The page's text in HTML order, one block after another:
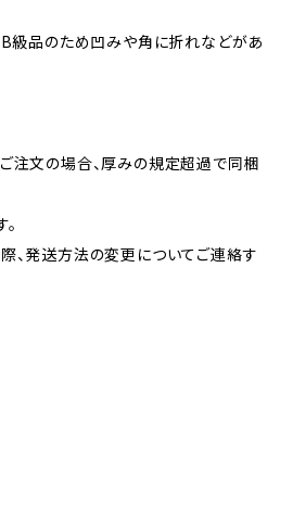
B級品のため凹みや角に折れなどがあ
注文の場合、厚みの規定超過で同梱
、発送方法の変更についてご連絡す